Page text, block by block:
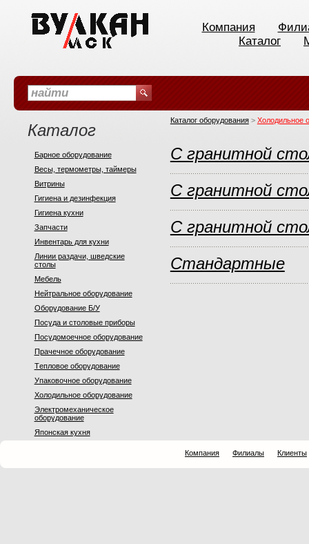
Компания
Каталог
Каталог
Барное оборудование
Весы, термометры, таймеры
Витрины
Гигиена и дезинфекция
Гигиена кухни
Запчасти
Инвентарь для кухни
Линии раздачи, шведские
столы
Мебель
Нейтральное оборудование
Оборудование Б/У
Посуда и столовые приборы
Посудомоечное оборудование
Прачечное оборудование
Тeпловое оборудование
Упаковочное оборудование
Холодильное оборудование
Электромеханическое
оборудование
Японская кухня
Каталог оборудования> Холодильное
С гранитной
С гранитной
С гранитной
Стандартные
Компания Филиалы Клиенты